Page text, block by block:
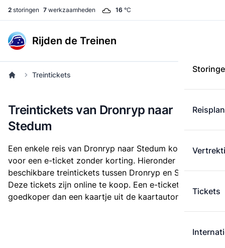
2 storingen 7 werkzaamheden 16 °C
Rijden de Treinen
Tickets
Treintickets
Treintickets van Dronryp naar
Stedum
Een enkele reis van Dronryp naar Stedum kost
€ 21,03
voor een e-ticket zonder korting. Hieronder staan alle
beschikbare treintickets tussen Dronryp en Stedum.
Deze tickets zijn online te koop. Een e-ticket is altijd
goedkoper dan een kaartje uit de kaartautomaat.